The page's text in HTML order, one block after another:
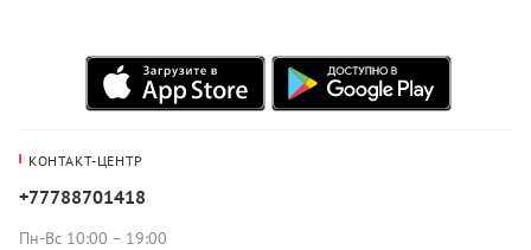
КОНТАКТ-ЦЕНТР
+77788701418
Пн-Вс 10:00 – 19:00